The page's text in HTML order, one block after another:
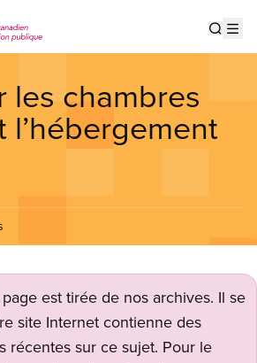
les chambres
l’hébergement
est tirée de nos archives. Il se
site Internet contienne des
récentes sur ce sujet. Pour le